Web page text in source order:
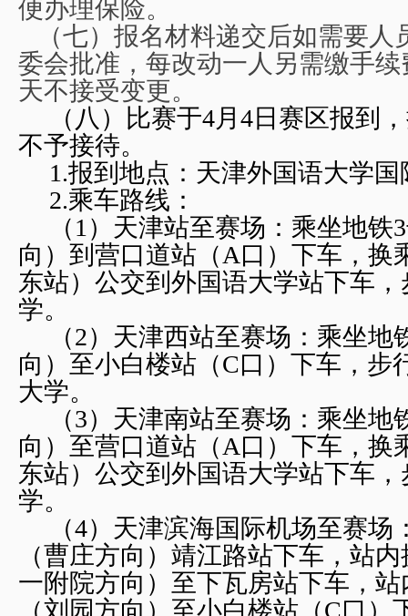
便办理保险。
（七）报名材料递交后如需要人
委会批准，每改动一人另需缴手
天不接受变更。
（八）比赛于4月4日赛区报到
不予接待。
1.报到地点：天津外国语大学国
2.乘车路线：
（1）天津站至赛场：乘坐地铁
向）到营口道站（A口）下车，换
东站）公交到外国语大学站下车
学。
（2）天津西站至赛场：乘坐地
向）至小白楼站（C口）下车，步
大学。
（3）天津南站至赛场：乘坐地
向）至营口道站（A口）下车，换
东站）公交到外国语大学站下车
学。
（4）天津滨海国际机场至赛场
（曹庄方向）靖江路站下车，站
一附院方向）至下瓦房站下车，